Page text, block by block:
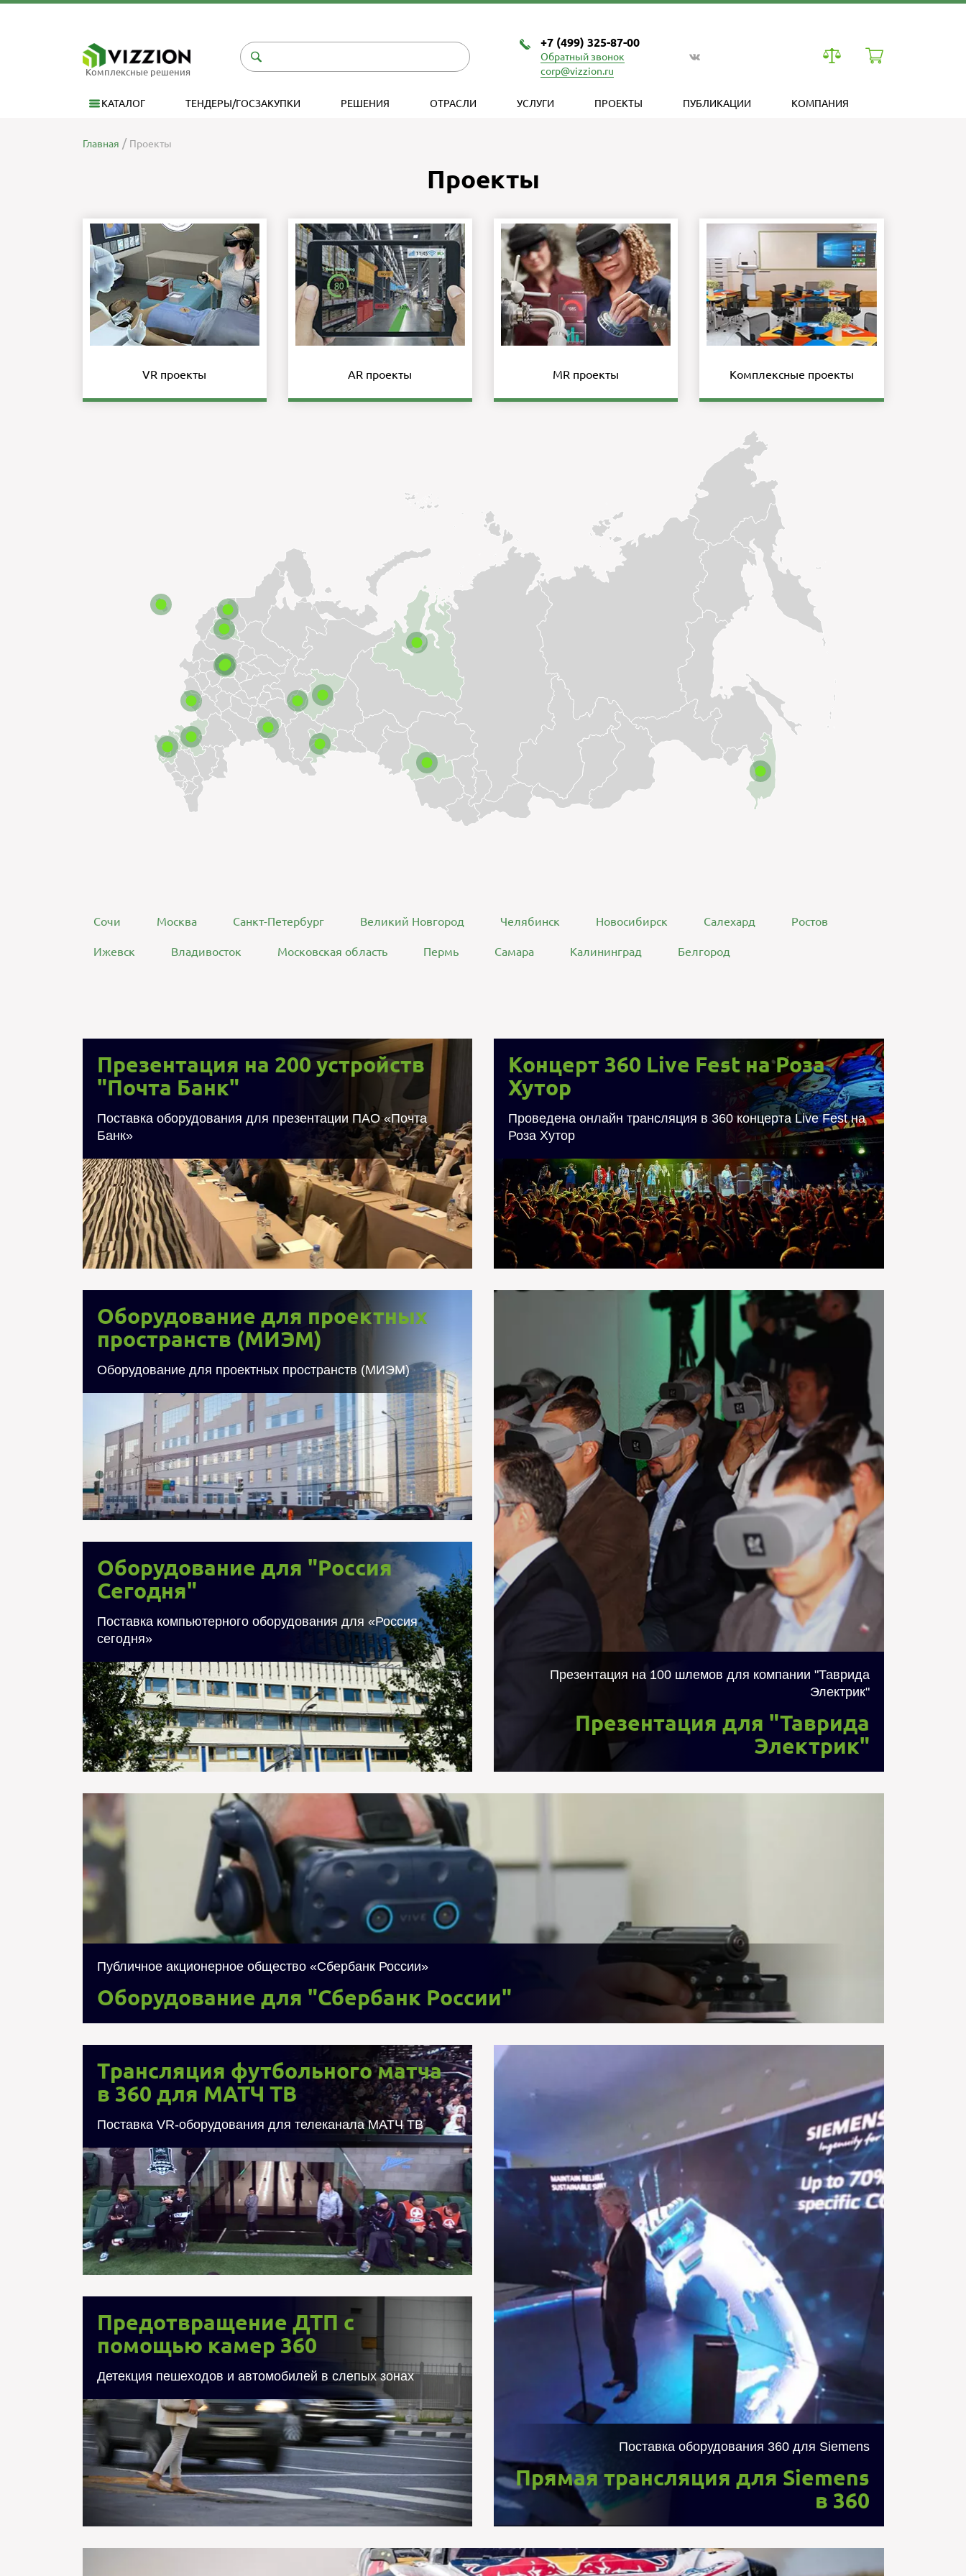
Комплексные решения
+7 (499) 325-87-00
Обратный звонок
corp@vizzion.ru
КАТАЛОГ ТЕНДЕРЫ/ГОСЗАКУПКИ РЕШЕНИЯ ОТРАСЛИ УСЛУГИ ПРОЕКТЫ ПУБЛИКАЦИИ КОМПАНИЯ
Главная Проекты
Проекты
VR проекты AR проекты MR проекты Комплексные проекты
Сочи Москва Санкт-Петербург Великий Новгород Челябинск Новосибирск Салехард Ростов
Ижевск Владивосток Московская область Пермь Самара Калининград Белгород
Презентация на 200 устройств
"Почта Банк"
Поставка оборудования для презентации ПАО «Почта
Банк»
Презентация на 200 устройств
"Почта Банк"
Осуществлены поставки более 200 устройств виртуальной
реальности (очки виртуальной реальности Oculus Go) для ПАО
"Почта Банк" в рамках крупнейшей в России VR-презентации для
топ-менеджеров банка. Показ презентации в виртуальной
реальности был проведен для 200 участников единовременно.
Концерт 360 Live Fest на Роза
Хутор
Проведена онлайн трансляция в 360 концерта Live Fest на
Роза Хутор
Концерт 360 Live Fest на Роза Хутор
Проведена онлайн трансляция в 360 концерта Live Fest на Роза
Хутор с использованием профессиональной 360-градусной
камеры. Также для съемок и трансляции была использована
робототизированная платформа для телеприсутствия.
Оборудование для проектных
пространств (МИЭМ)
Оборудование для проектных пространств (МИЭМ)
пространств (МИЭМ)
Произведено внедрение VR-оборудования для оснащения
учебной лаборатории 3D-визуализации и компьютерной графики в
рамках реализации модели проектного обучения для
Московского института электроники и математики (одного из
подразделений НИУ "ВШЭ"). Среди устройств были представлены
современные шлемы смешанной реальности от Microsoft, HP,
Lenovo, лучшие шлемы виртуальной реальности Oculus Rift CV1,
HTC Vive, а также дополнительные контроллеры и системы
позиционного трекинга.
Оборудование для "Россия
Сегодня"
Поставка компьютерного оборудования для «Россия
сегодня»
Оборудование для "Россия
Сегодня"
Проведена сделка государственного уровня с международным
информационным агентством "Россия Сегодня", в результате
которой 1 августа 2018 года были произведены закупки
компьютерного оборудования для нужд учреждения. Общая
сумма поставки была в пределах 1 млн. рублей.
Презентация для "Таврида
Электрик"
Презентация на 100 шлемов для компании "Таврида
Электрик"
Презентация для "Таврида
Электрик"
20 августа 2018 года в Башне Меркурий (Москва) было
запланировано проведение презентации с массовым
использованием VR-оборудования для организации мероприятия
для компании "Таврида Электрик". В рамках данного мероприятия
поставлено более 100 шлемов виртуальной реальности, и
впервые в России состоялась VR 360 экскурсия на действующую
подстанцию для нефтегазового сектора.
Оборудование для "Сбербанк России"
Публичное акционерное общество «Сбербанк России»
Оборудование для "Сбербанк России"
Лаборатория виртуальной и дополненной реальности Сбербанка реализует проекты, направленные на внедрение в процессы банка интерактивных
технологий, доработку на основе собственных решений клиентских сервисов и продуктов, а также на маркетинговые проекты. На данный момент с
организацией ПАО "Сбербанк России" насчитывается около 10 крупных поставок нового оборудования виртуальной реальности.
Трансляция футбольного матча
в 360 для МАТЧ ТВ
Поставка VR-оборудования для телеканала МАТЧ ТВ
Трансляция футбольного матча в
360 для МАТЧ ТВ
Проведен футбольный матч Краснодар – Зенит 30.04.2019
совместно с МАТЧ ТВ в формате 360 градусов с использованием
оборудования виртуальной реальности от Oculus, HTC Vive,
Samsung, Lenovo и других производителей. Контент размещался в
интерактивном WEB плеере с реализацией кроссплатформенной
смешанной реальности (XR), которая позволила зрителям
выбрать конкретные видеоролики для просмотра, включая
эксклюзивные съемки в раздевалках футбольных клубов.
Предотвращение ДТП с
помощью камер 360
Детекция пешеходов и автомобилей в слепых зонах
Предотвращение ДТП с помощью
камер 360
Huawei и МТС продемонстрировали возможности камер 360 и
технологию машинного зрения в презентации технологии 5G,
организовав трансляцию панорамного изображения 180 и 360
градусов с минимальной задержкой. Было разработано
специализированное ПО для детекции пешеходов и автомобилей
на пешеходном переходе для предотвращения ДТП в слепых
зонах. Предупреждение передается пешеходу и водителю в
оперативном порядке, предотвращая риск летального исхода.
Прямая трансляция для Siemens
в 360
Поставка оборудования 360 для Siemens
Прямая трансляция для Siemens в
360
На сайте Siemens.ru была организована онлайн-трансляция для
Siemens на Российской энергетической неделе 2019
одновременно с 2-х панорамных 360 камер с помощью CDN
(content delivery network). Зрители могли выбрать камеру
взглядом в интерактивном плеере на сайте компании или на
стриминг-площадках YouTube/Facebook.